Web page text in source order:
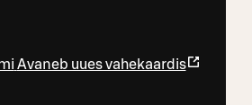
Avaneb uues vahekaardis